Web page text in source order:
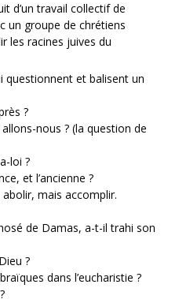
d’un travail collectif de
un groupe de chrétiens
les racines juives du
questionnent et balisent un
?
nous ? (la question de
loi ?
et l’ancienne ?
abolir, mais accomplir.
de Damas, a-t-il trahi son
?
dans l’eucharistie ?